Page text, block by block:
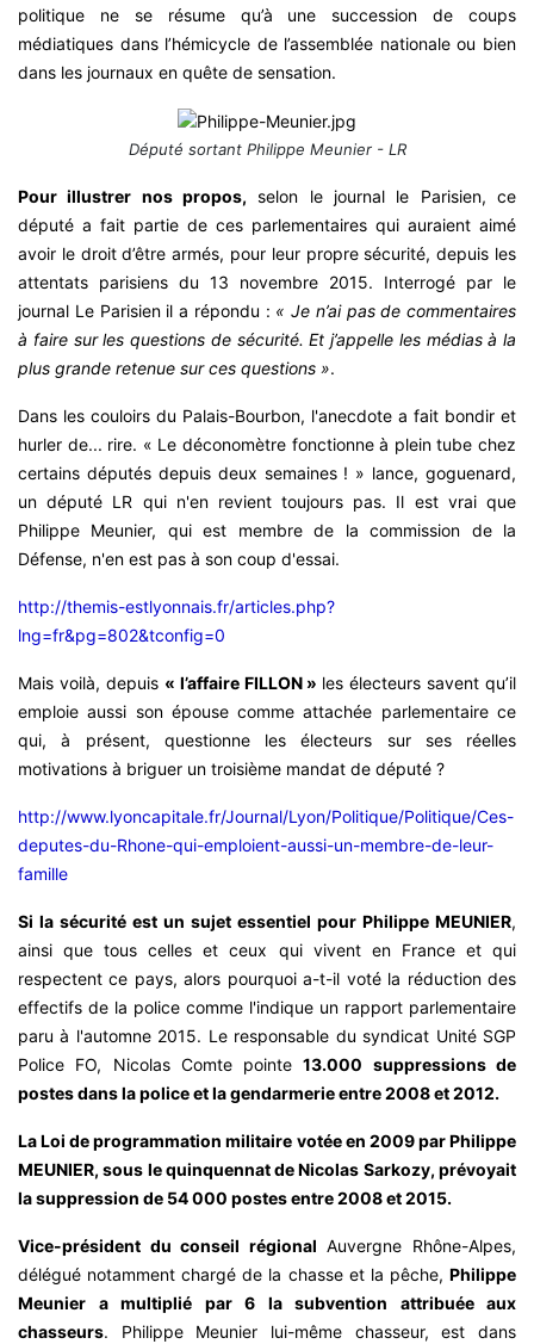
politique ne se résume qu’à une succession de coups
médiatiques dans l’hémicycle de l’assemblée nationale ou bien
dans les journaux en quête de sensation.
Député sortant Philippe Meunier - LR
Pour illustrer nos propos, selon le journal le Parisien, ce
député a fait partie de ces parlementaires qui auraient aimé
avoir le droit d’être armés, pour leur propre sécurité, depuis les
attentats parisiens du 13 novembre 2015. Interrogé par le
journal Le Parisien il a répondu : « Je n’ai pas de commentaires
à faire sur les questions de sécurité. Et j’appelle les médias à la
plus grande retenue sur ces questions ».
Dans les couloirs du Palais-Bourbon, l'anecdote a fait bondir et
hurler de... rire. « Le déconomètre fonctionne à plein tube chez
certains députés depuis deux semaines ! » lance, goguenard,
un député LR qui n'en revient toujours pas. Il est vrai que
Philippe Meunier, qui est membre de la commission de la
Défense, n'en est pas à son coup d'essai.
http://themis-estlyonnais.fr/articles.php?
lng=fr&pg=802&tconfig=0
Mais voilà, depuis « l’affaire FILLON » les électeurs savent qu’il
emploie aussi son épouse comme attachée parlementaire ce
qui, à présent, questionne les électeurs sur ses réelles
motivations à briguer un troisième mandat de député ?
http://www.lyoncapitale.fr/Journal/Lyon/Politique/Politique/Ces-
deputes-du-Rhone-qui-emploient-aussi-un-membre-de-leur-
famille
Si la sécurité est un sujet essentiel pour Philippe MEUNIER,
ainsi que tous celles et ceux qui vivent en France et qui
respectent ce pays, alors pourquoi a-t-il voté la réduction des
effectifs de la police comme l'indique un rapport parlementaire
paru à l'automne 2015. Le responsable du syndicat Unité SGP
Police FO, Nicolas Comte pointe13.000 suppressions de
postes dans la police et la gendarmerie entre 2008 et 2012.
La Loi de programmation militaire votée en 2009 par Philippe
MEUNIER, sous le quinquennat de Nicolas Sarkozy, prévoyait
la suppression de 54 000 postes entre 2008 et 2015.
Vice-président du conseil régional Auvergne Rhône-Alpes,
délégué notamment chargé de la chasse et la pêche, Philippe
Meunier a multiplié par 6 la subvention attribuée aux
chasseurs. Philippe Meunier lui-même chasseur, est dans